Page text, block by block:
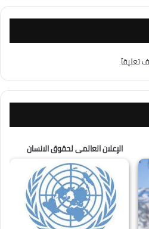
تعليقاً.
الإعلان العالمى لحقوق الانسان